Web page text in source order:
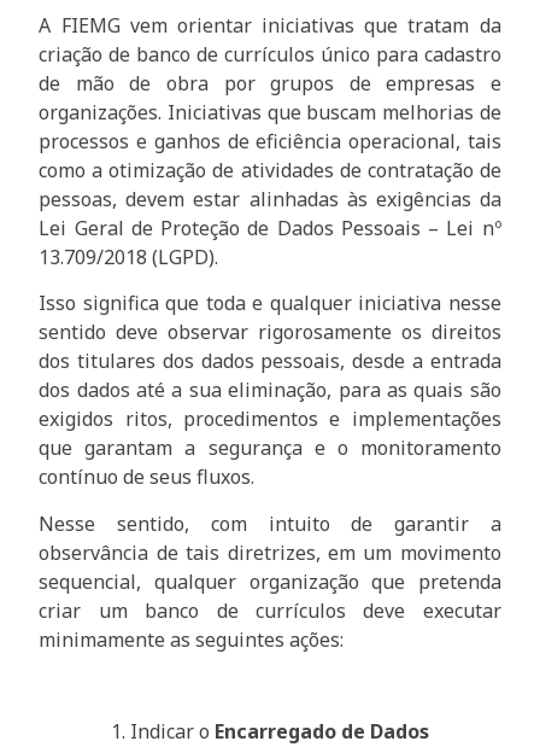
A FIEMG vem orientar iniciativas que tratam da
criação de banco de currículos único para cadastro
de mão de obra por grupos de empresas e
organizações. Iniciativas que buscam melhorias de
processos e ganhos de eficiência operacional, tais
como a otimização de atividades de contratação de
pessoas, devem estar alinhadas às exigências da
Lei Geral de Proteção de Dados Pessoais – Lei nº
13.709/2018 (LGPD).
Isso significa que toda e qualquer iniciativa nesse
sentido deve observar rigorosamente os direitos
dos titulares dos dados pessoais, desde a entrada
dos dados até a sua eliminação, para as quais são
exigidos ritos, procedimentos e implementações
que garantam a segurança e o monitoramento
contínuo de seus fluxos.
Nesse sentido, com intuito de garantir a
observância de tais diretrizes, em um movimento
sequencial, qualquer organização que pretenda
criar um banco de currículos deve executar
minimamente as seguintes ações:
1. Indicar o Encarregado de Dados